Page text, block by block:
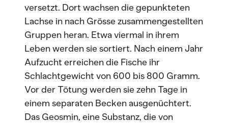
versetzt. Dort wachsen die gepunkteten
Lachse in nach Grösse zusammengestellten
Gruppen heran. Etwa viermal in ihrem
Leben werden sie sortiert. Nach einem Jahr
Aufzucht erreichen die Fische ihr
Schlachtgewicht von 600 bis 800 Gramm.
Vor der Tötung werden sie zehn Tage in
einem separaten Becken ausgenüchtert.
Das Geosmin, eine Substanz, die von